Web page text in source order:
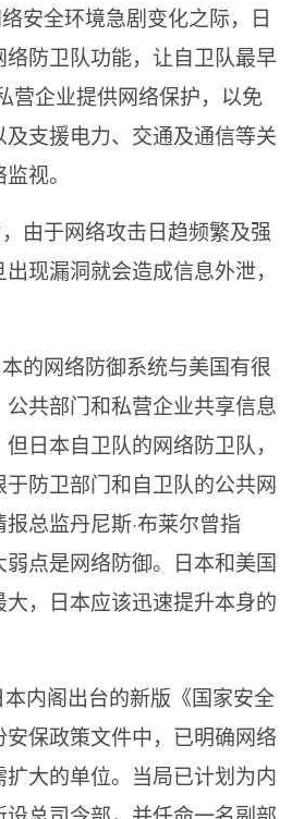
安全环境急剧变化之际，日
防卫队功能，让自卫队最早
营企业提供网络保护，以免
支援电力、交通及通信等关
视。
由于网络攻击日趋频繁及强
现漏洞就会造成信息外泄，
的网络防御系统与美国有很
共部门和私营企业共享信息
日本自卫队的网络防卫队，
于防卫部门和自卫队的公共网
总监丹尼斯·布莱尔曾指
点是网络防御。日本和美国
，日本应该迅速提升本身的
内阁出台的新版《国家安全
保政策文件中，已明确网络
大的单位。当局已计划为内